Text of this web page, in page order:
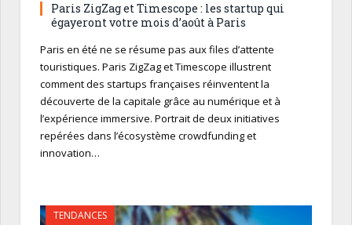
Paris ZigZag et Timescope : les startup qui
égayeront votre mois d’août à Paris
Paris en été ne se résume pas aux files d’attente
touristiques. Paris ZigZag et Timescope illustrent
comment des startups françaises réinventent la
découverte de la capitale grâce au numérique et à
l’expérience immersive. Portrait de deux initiatives
repérées dans l’écosystème crowdfunding et
innovation…
TENDANCES